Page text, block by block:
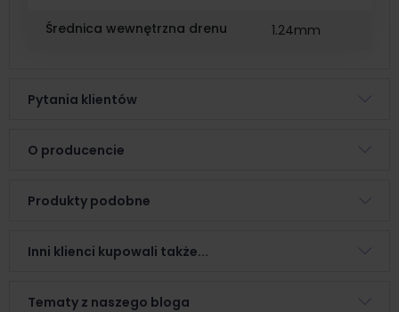
Średnica wewnętrzna drenu 1.24mm
Pytania klientów
O producencie
Produkty podobne
Inni klienci kupowali także...
Tematy z naszego bloga